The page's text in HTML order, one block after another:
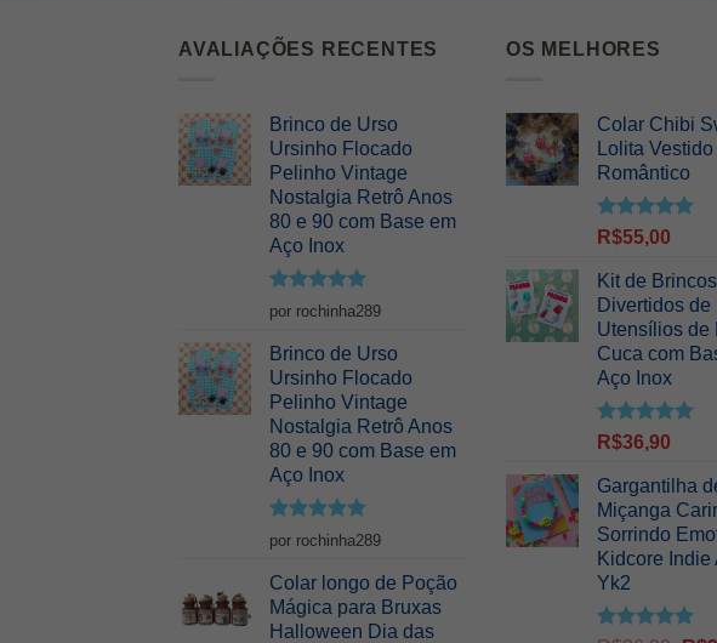
AVALIAÇÕES RECENTES
Brinco de Urso
Ursinho Flocado
Pelinho Vintage
Nostalgia Retrô Anos
80 e 90 com Base em
Aço Inox
Avaliação5
de 5
por rochinha289
Brinco de Urso
Ursinho Flocado
Pelinho Vintage
Nostalgia Retrô Anos
80 e 90 com Base em
Aço Inox
Avaliação5
de 5
por rochinha289
Colar longo de Poção
Mágica para Bruxas
Halloween Dia das
OS MELHORES
Colar Chibi
Lolita Vestido
Romântico
Avaliação
5.00
de 5
R$55,00
Kit de Brincos
Divertidos de
Utensílios de
Cuca com
Aço Inox
Avaliação
5.00
de 5
R$36,90
Gargantilha
Miçanga
Sorrindo
Kidcore Indie
Yk2